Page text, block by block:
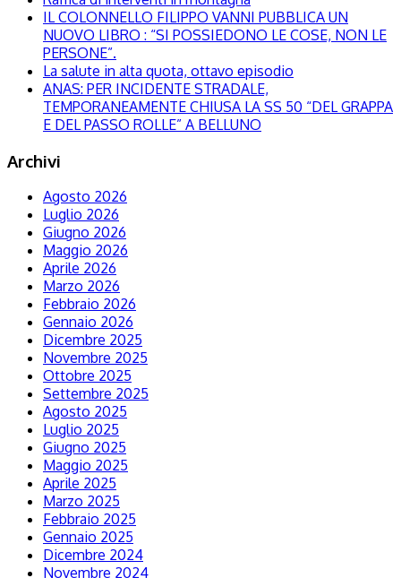
IL COLONNELLO FILIPPO VANNI PUBBLICA UN
NUOVO LIBRO : “SI POSSIEDONO LE COSE, NON LE
PERSONE”.
La salute in alta quota, ottavo episodio
ANAS: PER INCIDENTE STRADALE,
TEMPORANEAMENTE CHIUSA LA SS 50 “DEL GRAPPA
E DEL PASSO ROLLE” A BELLUNO
Archivi
Agosto 2026
Luglio 2026
Giugno 2026
Maggio 2026
Aprile 2026
Marzo 2026
Febbraio 2026
Gennaio 2026
Dicembre 2025
Novembre 2025
Ottobre 2025
Settembre 2025
Agosto 2025
Luglio 2025
Giugno 2025
Maggio 2025
Aprile 2025
Marzo 2025
Febbraio 2025
Gennaio 2025
Dicembre 2024
Novembre 2024